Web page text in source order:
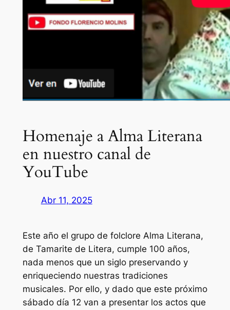
Homenaje a Alma Literana
en nuestro canal de
YouTube
Abr 11, 2025
Este año el grupo de folclore Alma Literana,
de Tamarite de Litera, cumple 100 años,
nada menos que un siglo preservando y
enriqueciendo nuestras tradiciones
musicales. Por ello, y dado que este próximo
sábado día 12 van a presentar los actos que